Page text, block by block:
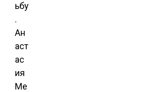
ьбу
.
Ан
аст
ас
ия
Ме